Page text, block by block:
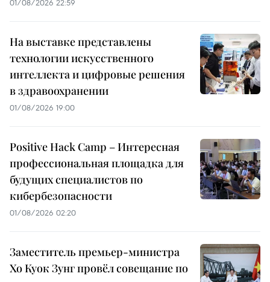
01/08/2026 22:59
На выставке представлены
технологии искусственного
интеллекта и цифровые решения
в здравоохранении
01/08/2026 19:00
Positive Hack Camp – Интересная
профессиональная площадка для
будущих специалистов по
кибербезопасности
01/08/2026 02:20
Заместитель премьер-министра
Хо Куок Зунг провёл совещание по